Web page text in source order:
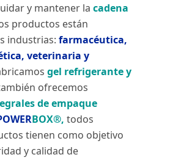
y mantener la cadena
productos están
industrias: farmacéutica,
veterinaria y
gel refrigerante y
ofrecemos
de empaque
BOX®, todos
tienen como objetivo
y calidad de